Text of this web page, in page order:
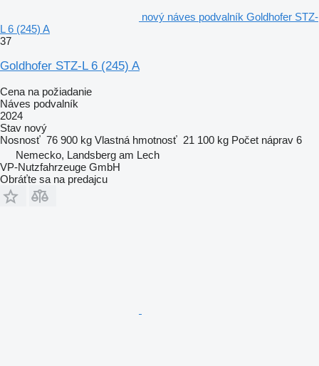
nový náves podvalník Goldhofer STZ-
L 6 (245) A
37
Goldhofer STZ-L 6 (245) A
Cena na požiadanie
Náves podvalník
2024
Stav nový
Nosnosť 76 900 kg Vlastná hmotnosť 21 100 kg Počet náprav 6
Nemecko, Landsberg am Lech
VP-Nutzfahrzeuge GmbH
Obráťte sa na predajcu